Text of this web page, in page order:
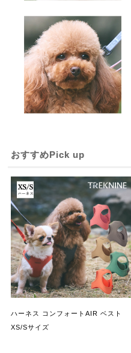
おすすめPick up
ハーネス コンフォートAIR ベスト
XS/Sサイズ